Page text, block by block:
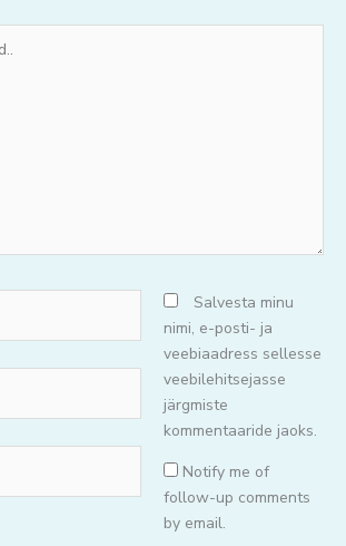
Salvesta minu
nimi, e-posti- ja
veebiaadress sellesse
veebilehitsejasse
järgmiste
kommentaaride jaoks.
Notify me of
follow-up comments
by email.